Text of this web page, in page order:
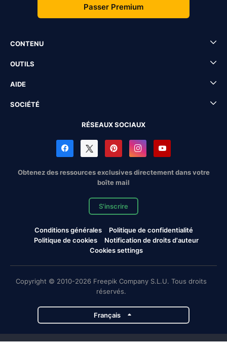
Passer Premium
CONTENU
OUTILS
AIDE
SOCIÉTÉ
RÉSEAUX SOCIAUX
Obtenez des ressources exclusives directement dans votre
boîte mail
S'inscrire
Conditions générales
Politique de confidentialité
Politique de cookies
Notification de droits d'auteur
Cookies settings
Copyright © 2010-2026 Freepik Company S.L.U. Tous droits
réservés.
Français